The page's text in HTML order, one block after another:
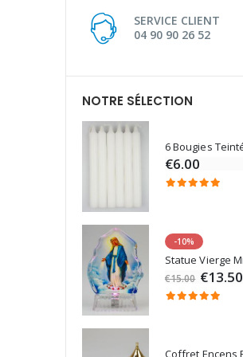
SERVICE CLIENT
04 90 90 26 52
NOTRE SÉLECTION
€6.00
-10%
€15.00 €13.50